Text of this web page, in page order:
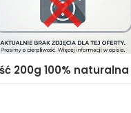
200g 100%